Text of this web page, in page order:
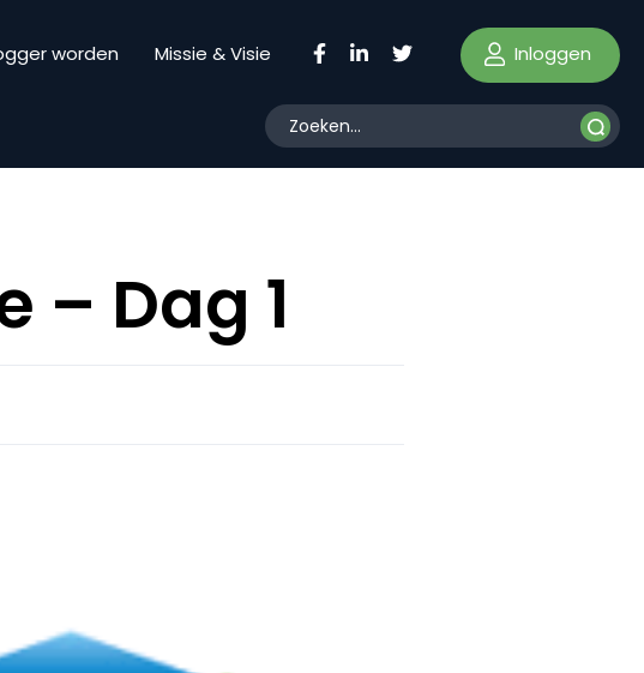
worden Missie & Visie Inloggen
– Dag 1